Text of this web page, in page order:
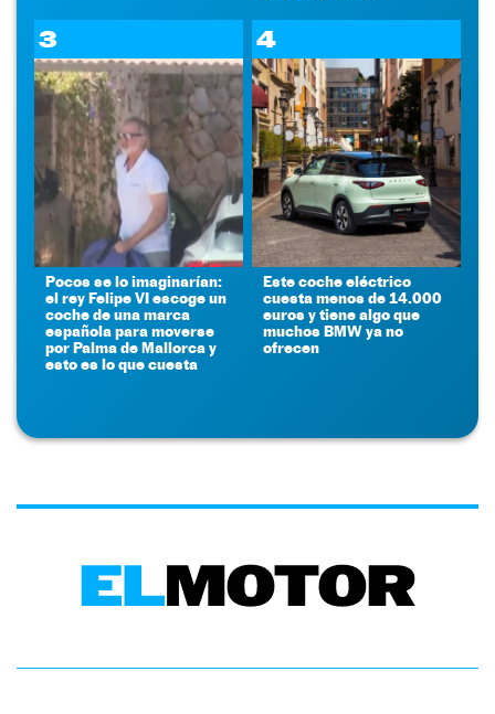
3
Pocos se lo imaginarían:
el rey Felipe VI escoge un
coche de una marca
española para moverse
por Palma de Mallorca y
esto es lo que cuesta
4
Este coche eléctrico
cuesta menos de 14.000
euros y tiene algo que
muchos BMW ya no
ofrecen